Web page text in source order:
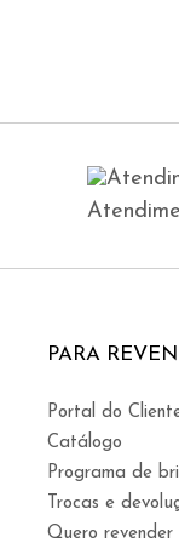
PARA
Portal do
Catálogo
Programa de
Trocas e
Quero revender